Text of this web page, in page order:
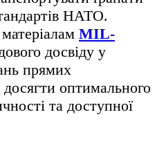
НАТО.
MIL-
досвіду у
прямих
досягти оптимального
та доступної